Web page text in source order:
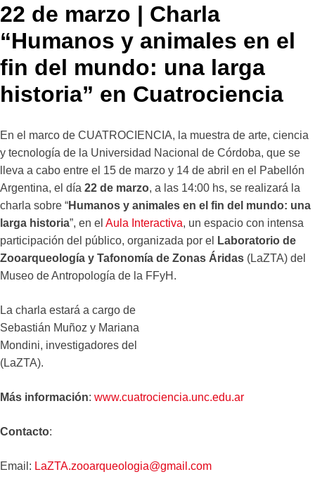
22 de marzo | Charla
“Humanos y animales en el
fin del mundo: una larga
historia” en Cuatrociencia
En el marco de CUATROCIENCIA, la muestra de arte, ciencia
y tecnología de la Universidad Nacional de Córdoba, que se
lleva a cabo entre el 15 de marzo y 14 de abril en el Pabellón
Argentina, el día 22 de marzo, a las 14:00 hs, se realizará la
charla sobre “Humanos y animales en el fin del mundo: una
larga historia”, en el Aula Interactiva, un espacio con intensa
participación del público, organizada por el
Laboratorio de
Zooarqueología y Tafonomía de Zonas Áridas (LaZTA) del
Museo de Antropología de la FFyH.
La charla estará a cargo de
Sebastián Muñoz y Mariana
Mondini, investigadores del
(LaZTA).
Más información: www.cuatrociencia.unc.edu.ar
Contacto:
Email: LaZTA.zooarqueologia@gmail.com